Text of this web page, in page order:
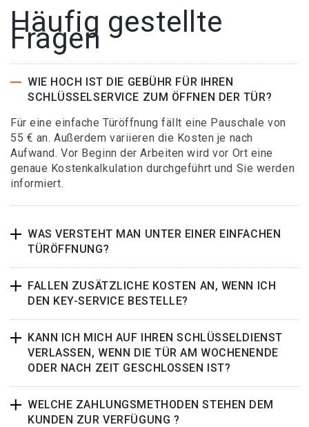
Häufig gestellte
Fragen
WIE HOCH IST DIE GEBÜHR FÜR IHREN
SCHLÜSSELSERVICE ZUM ÖFFNEN DER TÜR?
Für eine einfache Türöffnung fällt eine Pauschale von
55 € an. Außerdem variieren die Kosten je nach
Aufwand. Vor Beginn der Arbeiten wird vor Ort eine
genaue Kostenkalkulation durchgeführt und Sie werden
informiert.
WAS VERSTEHT MAN UNTER EINER EINFACHEN
TÜRÖFFNUNG?
FALLEN ZUSÄTZLICHE KOSTEN AN, WENN ICH
DEN KEY-SERVICE BESTELLE?
KANN ICH MICH AUF IHREN SCHLÜSSELDIENST
VERLASSEN, WENN DIE TÜR AM WOCHENENDE
ODER NACH ZEIT GESCHLOSSEN IST?
WELCHE ZAHLUNGSMETHODEN STEHEN DEM
KUNDEN ZUR VERFÜGUNG ?